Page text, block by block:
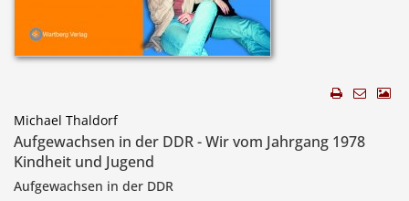
Michael Thaldorf
Aufgewachsen in der DDR - Wir vom Jahrgang 1978
Kindheit und Jugend
Aufgewachsen in der DDR